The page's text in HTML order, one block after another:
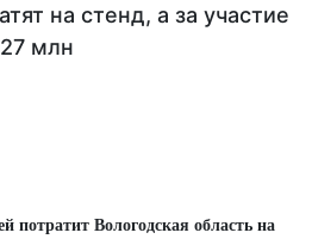
на стенд, а за участие
млн
потратит Вологодская область на